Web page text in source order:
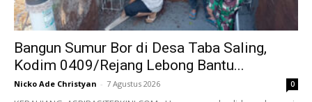
Bangun Sumur Bor di Desa Taba Saling,
Kodim 0409/Rejang Lebong Bantu...
Nicko Ade Christyan - 7 Agustus 2026 0